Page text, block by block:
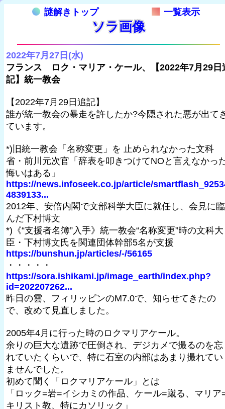
謎解きトップ 一覧表示
ソラ画像
2022年7月27日(水)
フランス ロク・マリア・ケール、【2022年7月29日
記】統一教会
【2022年7月29日追記】
誰が統一教会の暴走を許したか?今隠された悪が出て
ています。
*)旧統一教会「名称変更」を 止められなかった文科
省・前川元次官「辞表を叩きつけてNOと言えなかっ
悔いはある」
https://news.infoseek.co.jp/article/
4839133...
2012年、安倍内閣で文部科学大臣に就任し、会見に臨
んだ下村博文
*)《“支援者名簿”入手》統一教会“名称変更”時の文科大
臣・下村博文氏を関連団体幹部5名が支援
https://bunshun.jp/articles/-/56165
・・・・・
https://sora.ishikami.jp/image_earth/index.php?
id=202207262...
昨日の雲、フィリッピンのM7.0で、知らせてきたの
で、改めて見直しました。
2005年4月に行った時のロクマリアケール。
余りの巨大な遺跡で圧倒され、デジカメで撮るのを忘
れていたくらいで、特に石室の内部はあまり撮れてい
ませんでした。
初めて聞く「ロクマリアケール」とは
「ロック=岩=イシカミの作品、ケール=蹴る、マリア
キリスト教、特にカソリック」